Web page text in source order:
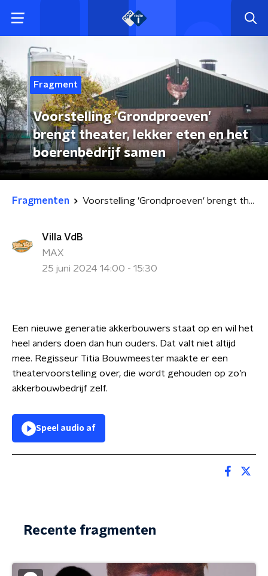
Fragment
Voorstelling 'Grondproeven'
brengt theater, lekker eten en het
boerenbedrijf samen
Fragmenten Voorstelling 'Grondproeven' brengt theater, lekker eten en het boerenbedrijf samen
Villa VdB
MAX
25 juni 2024 14:00 - 15:30
Een nieuwe generatie akkerbouwers staat op en wil het
heel anders doen dan hun ouders. Dat valt niet altijd
mee. Regisseur Titia Bouwmeester maakte er een
theatervoorstelling over, die wordt gehouden op zo’n
akkerbouwbedrijf zelf.
Speel audio af
Recente fragmenten